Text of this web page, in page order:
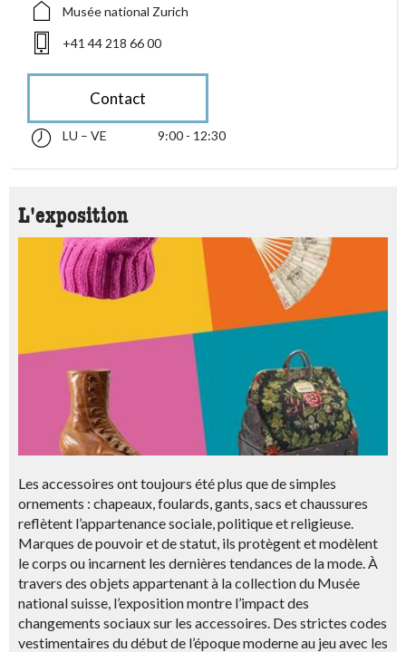
Musée national Zurich
+41 44 218 66 00
Contact
accessibility.sr-only.opening_hours
lundi jusqu’à vendredi 09:00 - 12:30
LU – VE 9:00 - 12:30
L'exposition
Les accessoires ont toujours été plus que de simples
ornements : chapeaux, foulards, gants, sacs et chaussures
reflètent l’appartenance sociale, politique et religieuse.
Marques de pouvoir et de statut, ils protègent et modèlent
le corps ou incarnent les dernières tendances de la mode. À
travers des objets appartenant à la collection du Musée
national suisse, l’exposition montre l’impact des
changements sociaux sur les accessoires. Des strictes codes
vestimentaires du début de l’époque moderne au jeu avec les